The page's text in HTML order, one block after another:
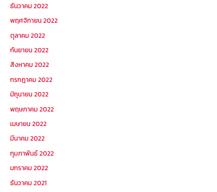
ธันวาคม 2022
พฤศจิกายน 2022
ตุลาคม 2022
กันยายน 2022
สิงหาคม 2022
กรกฎาคม 2022
มิถุนายน 2022
พฤษภาคม 2022
เมษายน 2022
มีนาคม 2022
กุมภาพันธ์ 2022
มกราคม 2022
ธันวาคม 2021